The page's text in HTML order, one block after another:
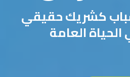
كشريك حقيقي
العامة